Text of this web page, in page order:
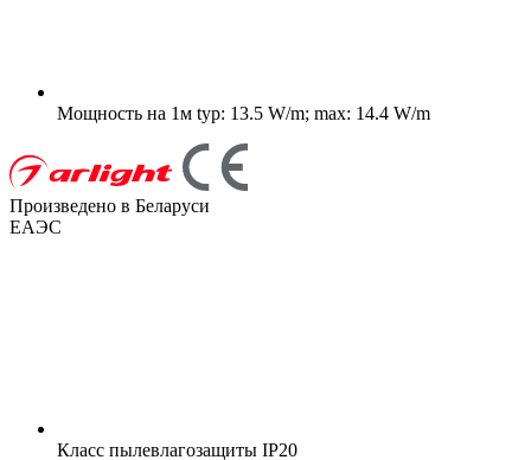
Мощность на 1м typ: 13.5 W/m; max: 14.4 W/m
Произведено в Беларуси
ЕАЭС
Класс пылевлагозащиты IP20